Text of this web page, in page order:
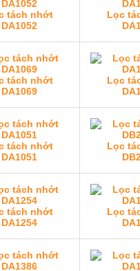
tách nhớt
DA1052
Lọc
tách nhớt
DA1069
Lọc
tách nhớt
DA1051
Lọc
tách nhớt
DA1254
Lọc